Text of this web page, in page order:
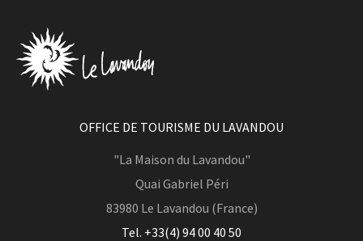
OFFICE DE TOURISME DU LAVANDOU
"La Maison du Lavandou"
Quai Gabriel Péri
83980 Le Lavandou (France)
Tel. +33(4) 94 00 40 50